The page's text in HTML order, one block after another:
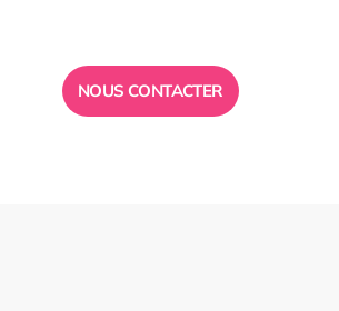
NOUS CONTACTER